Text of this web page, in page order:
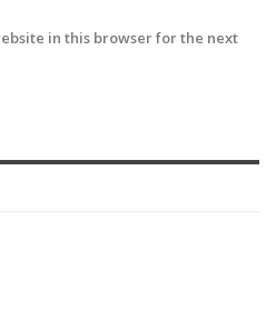
in this browser for the next